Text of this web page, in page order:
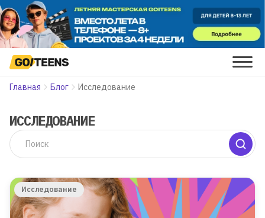
Главная Блог Исследование
ИССЛЕДОВАНИЕ
Исследование